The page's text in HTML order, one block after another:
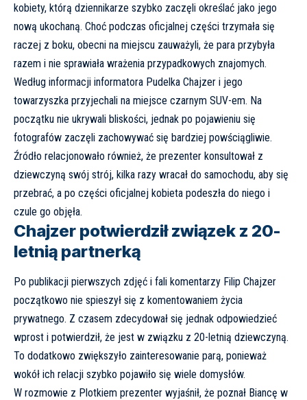
kobiety, którą dziennikarze szybko zaczęli określać jako jego
nową ukochaną. Choć podczas oficjalnej części trzymała się
raczej z boku, obecni na miejscu zauważyli, że para przybyła
razem i nie sprawiała wrażenia przypadkowych znajomych.
Według informacji informatora Pudelka Chajzer i jego
towarzyszka przyjechali na miejsce czarnym SUV-em. Na
początku nie ukrywali bliskości, jednak po pojawieniu się
fotografów zaczęli zachowywać się bardziej powściągliwie.
Źródło relacjonowało również, że prezenter konsultował z
dziewczyną swój strój, kilka razy wracał do samochodu, aby się
przebrać, a po części oficjalnej kobieta podeszła do niego i
czule go objęła.
Chajzer potwierdził związek z 20-
letnią partnerką
Po publikacji pierwszych zdjęć i fali komentarzy Filip Chajzer
początkowo nie spieszył się z komentowaniem życia
prywatnego. Z czasem zdecydował się jednak odpowiedzieć
wprost i potwierdził, że jest w związku z 20-letnią dziewczyną.
To dodatkowo zwiększyło zainteresowanie parą, ponieważ
wokół ich relacji szybko pojawiło się wiele domysłów.
W rozmowie z Plotkiem prezenter wyjaśnił, że poznał Biancę w